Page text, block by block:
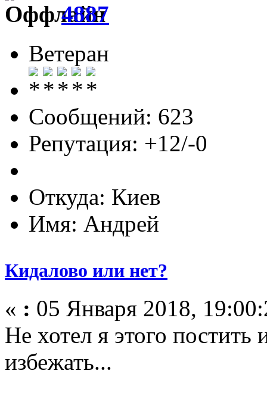
4887
Ветеран
Сообщений: 623
Репутация: +12/-0
Откуда: Киев
Имя: Андрей
Кидалово или нет?
« : 05 Января 2018,
Не хотел я этого постить
избежать...